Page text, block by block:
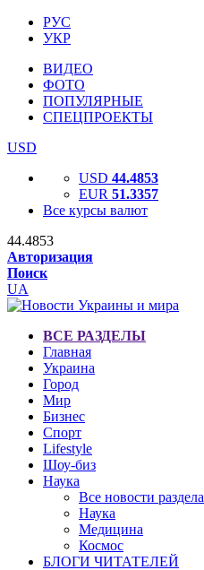
РУС
УКР
ВИДЕО
ФОТО
ПОПУЛЯРНЫЕ
СПЕЦПРОЕКТЫ
USD
USD 44.4853
EUR 51.3357
Все курсы валют
44.4853
Авторизация
Поиск
UA
ВСЕ РАЗДЕЛЫ
Главная
Украина
Город
Мир
Бизнес
Спорт
Lifestyle
Шоу-биз
Наука
Все новости раздела
Наука
Медицина
Космос
БЛОГИ ЧИТАТЕЛЕЙ